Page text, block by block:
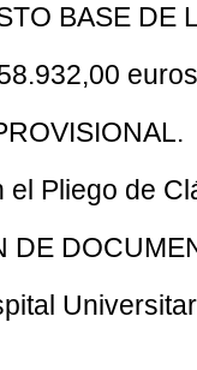
BASE DE
el Pliego de
DE